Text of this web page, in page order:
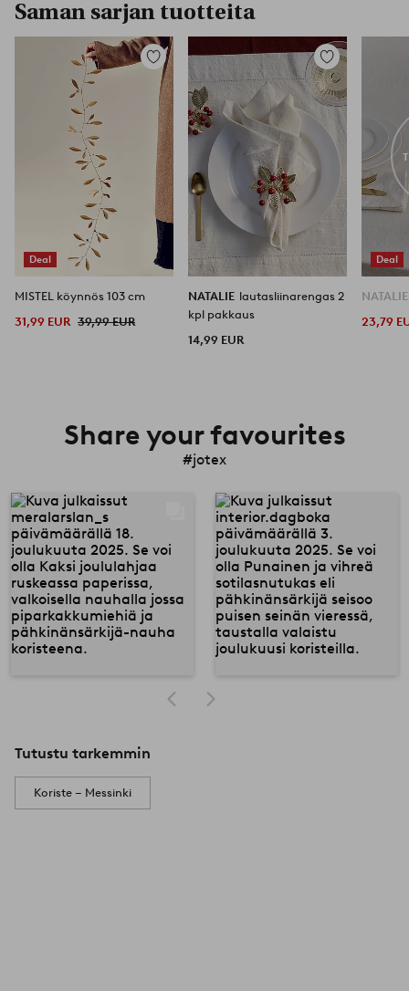
Saman sarjan tuotteita
Deal
Lisää
suosikkeihin
MISTEL köynnös 103 cm
31,99 EUR 39,99 EUR
Lisää
suosikkeihin
NATALIE lautasliinarengas 2
kpl pakkaus
14,99 EUR
Deal
23,79
Share your favourites
#jotex
Tutustu tarkemmin
Koriste – Messinki